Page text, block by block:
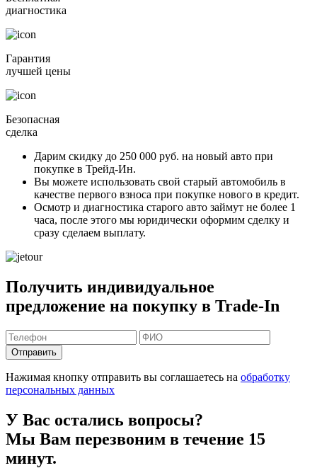
диагностика
Гарантия
лучшей цены
Безопасная
сделка
Дарим скидку до 250 000 руб. на новый авто при
покупке в Трейд-Ин.
Вы можете использовать свой старый автомобиль в
качестве первого взноса при покупке нового в кредит.
Осмотр и диагностика старого авто займут не более 1
часа, после этого мы юридически оформим сделку и
сразу сделаем выплату.
Получить индивидуальное
предложение на покупку в Trade-In
Отправить
Нажимая кнопку отправить вы соглашаетесь на обработку
персональных данных
У Вас остались вопросы?
Мы Вам перезвоним в течение 15
минут.